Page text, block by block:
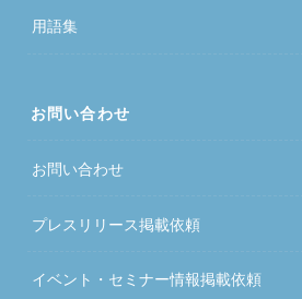
用語集
お問い合わせ
お問い合わせ
プレスリリース掲載依頼
イベント・セミナー情報掲載依頼